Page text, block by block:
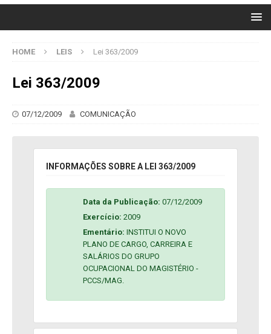
HOME LEIS Lei 363/2009
Lei 363/2009
07/12/2009 COMUNICAÇÃO
INFORMAÇÕES SOBRE A LEI 363/2009
Data da Publicação: 07/12/2009
Exercício: 2009
Ementário: INSTITUI O NOVO
PLANO DE CARGO, CARREIRA E
SALÁRIOS DO GRUPO
OCUPACIONAL DO MAGISTÉRIO -
PCCS/MAG.